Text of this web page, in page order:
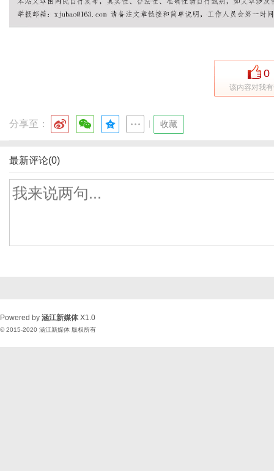
0
该内容对我
分享至： 收藏
最新评论(0)
Powered by 涵江新媒体 X1.0
© 2015-2020 涵江新媒体 版权所有